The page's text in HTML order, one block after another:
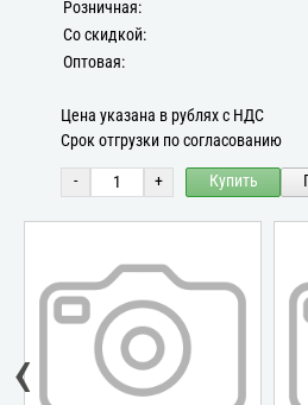
Розничная:
Со скидкой:
Оптовая:
Цена указана в рублях с НДС
Срок отгрузки по согласованию
- + Купить
‹